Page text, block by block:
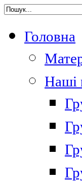
Головна
Наші